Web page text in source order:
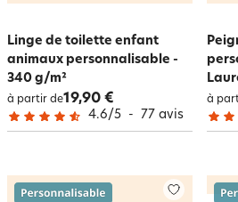
Linge de toilette enfant
animaux personnalisable -
340 g/m²
à partir de19,90 €
4.6/5 - 77 avis
à